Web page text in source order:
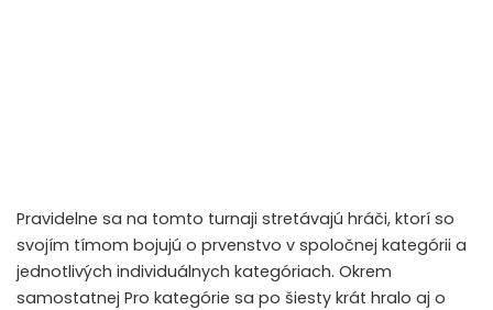
Pravidelne sa na tomto turnaji stretávajú hráči, ktorí so
svojím tímom bojujú o prvenstvo v spoločnej kategórii a
jednotlivých individuálnych kategóriach. Okrem
samostatnej Pro kategórie sa po šiesty krát hralo aj o